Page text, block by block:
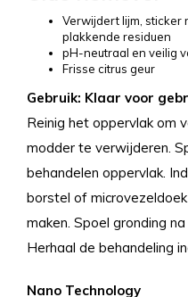
Verwijdert lijm, sticker
plakkende residuen
pH-neutraal en veilig
Frisse citrus geur
Gebruik: Klaar voor
Reinig het oppervlak om
modder te verwijderen.
behandelen oppervlak.
borstel of
maken. Spoel gronding
Herhaal de behandeling
Nano Technology